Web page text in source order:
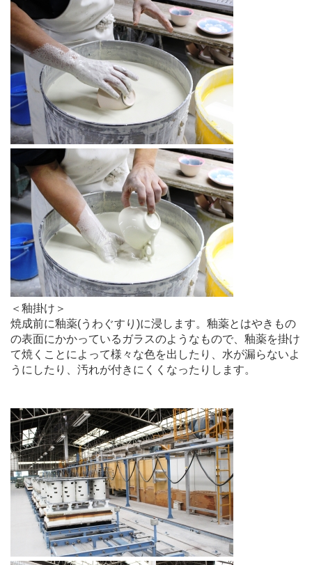
＜釉掛け＞
焼成前に釉薬(うわぐすり)に浸します。釉薬とはやきもの
の表面にかかっているガラスのようなもので、釉薬を掛け
て焼くことによって様々な色を出したり、水が漏らないよ
うにしたり、汚れが付きにくくなったりします。